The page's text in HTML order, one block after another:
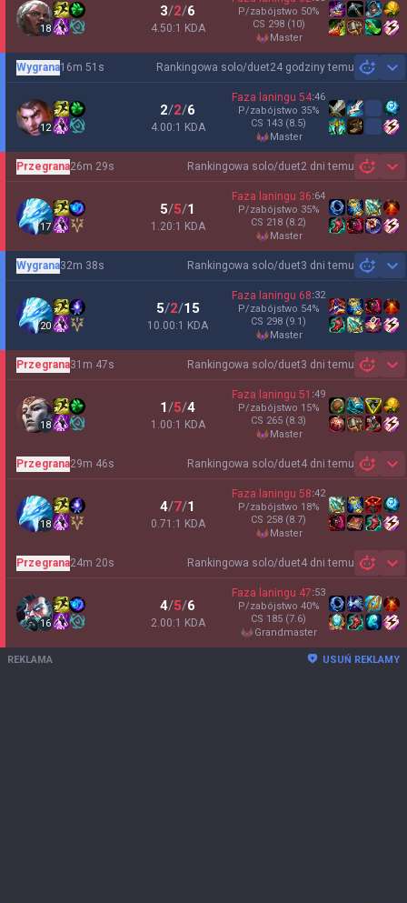
18
3/2/6
4.50:1 KDA
P/zabójstwo 50%
CS 298 (10)
master
Rankingowa solo/duet24 godziny temu
Wygrana16m 51s
12
2/2/6
4.00:1 KDA
Faza laningu 54:46
P/zabójstwo 35%
CS 143 (8.5)
master
Rankingowa solo/duet2 dni temu
Przegrana26m 29s
17
5/5/1
1.20:1 KDA
Faza laningu 36:64
P/zabójstwo 35%
CS 218 (8.2)
master
Rankingowa solo/duet3 dni temu
Wygrana32m 38s
20
5/2/15
10.00:1 KDA
Faza laningu 68:32
P/zabójstwo 54%
CS 298 (9.1)
master
Rankingowa solo/duet3 dni temu
Przegrana31m 47s
18
1/5/4
1.00:1 KDA
Faza laningu 51 :49
P/zabójstwo 15%
CS 265 (8.3)
master
Rankingowa solo/duet4 dni temu
Przegrana29m 46s
18
4/7/1
0.71:1 KDA
Faza laningu 58:42
P/zabójstwo 18%
CS 258 (8.7)
master
Rankingowa solo/duet4 dni temu
Przegrana24m 20s
16
4/5/6
2.00:1 KDA
Faza laningu 47:53
P/zabójstwo 40%
CS 185 (7.6)
grandmaster
REKLAMA USUŃ REKLAMY